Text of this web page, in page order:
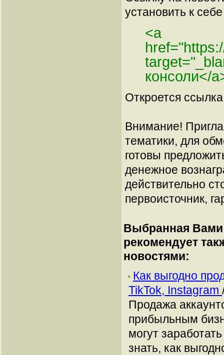
установить к
<a
консоли</
Откроется
Внимание!
тематики, для
готовы
денежное
действительно
первоисточник,
Выбранная Вами
рекомендует
новостями:
Как выгодно
TikTok, Instagram
Продажа
прибыльным
могут
знать, как